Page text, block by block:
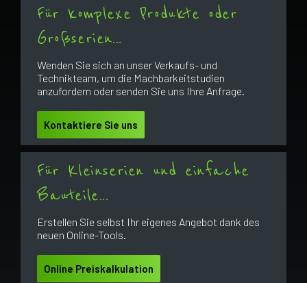
Für komplexe Produkte oder
Großserien...
Wenden Sie sich an unser Verkaufs- und
Technikteam, um die Machbarkeitstudien
anzufordern oder senden Sie uns Ihre Anfrage.
Kontaktiere Sie uns
Für Kleinserien und einfache
Bauteile...
Erstellen Sie selbst Ihr eigenes Angebot dank des
neuen Online-Tools.
Online Preiskalkulation